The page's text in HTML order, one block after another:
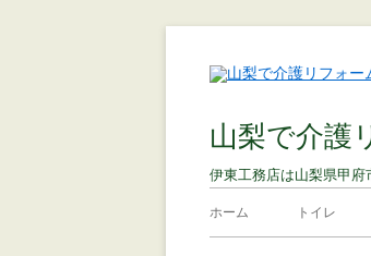
山梨で介護
伊東工務店は山梨県甲
ホーム トイレ